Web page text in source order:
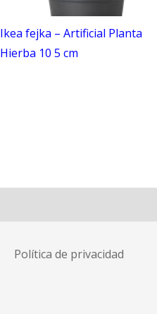
Ikea fejka – Artificial Planta
Hierba 10 5 cm
Política de privacidad